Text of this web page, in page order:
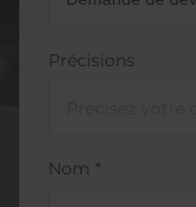
Précisions
Nom *